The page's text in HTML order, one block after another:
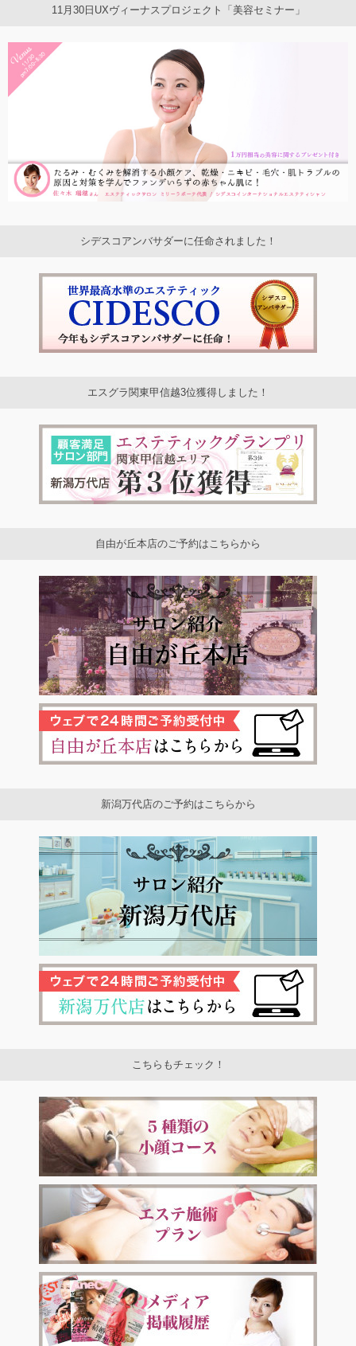
11月30日UXヴィーナスプロジェクト「美容セミナー」
シデスコアンバサダーに任命されました！
エスグラ関東甲信越3位獲得しました！
自由が丘本店のご予約はこちらから
新潟万代店のご予約はこちらから
こちらもチェック！